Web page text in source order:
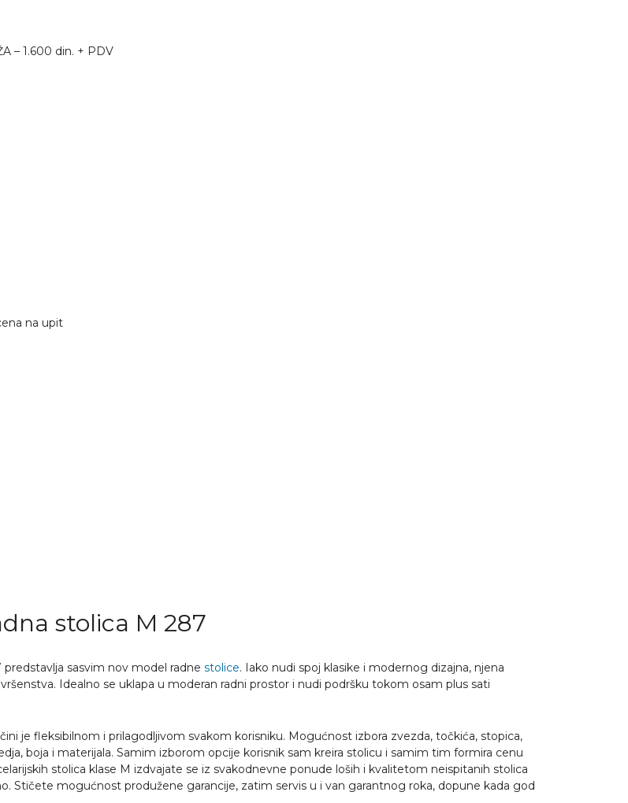
– 1.600 din. + PDV
na upit
stolica M 287
predstavlja sasvim nov model radne stolice. Iako nudi spoj klasike i modernog dizajna, njena
Idealno se uklapa u moderan radni prostor i nudi podršku tokom osam plus sati
je fleksibilnom i prilagodljivom svakom korisniku. Mogućnost izbora zvezda, točkića, stopica,
boja i materijala. Samim izborom opcije korisnik sam kreira stolicu i samim tim formira cenu
stolica klase M izdvajate se iz svakodnevne ponude loših i kvalitetom neispitanih stolica
Stičete mogućnost produžene garancije, zatim servis u i van garantnog roka, dopune kada god